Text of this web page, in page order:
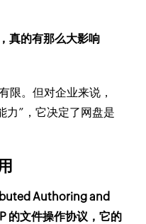
真的有那么大影响
限。但对企业来说，
力”，它决定了网盘是
Authoring and
的文件操作协议，它的